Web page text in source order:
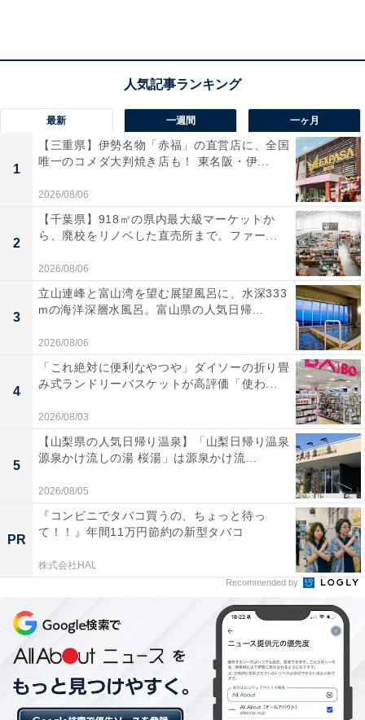
縁結びセット（税込750円）
味は、生姜がかなり強めのいわゆる辛口ジンジャーエー
ル。セットで添えられたマシュマロと合わせるとちょう
ど良かった。テイクアウト（単品で税込350円）もで
き、箱に入った贈答用もある。
シャレと生姜味の効いた、「神社声援」を販売している
EDOCCO CAFE MASU MASUの店長大野さん（以下、
大野）に話を伺った。
「実は歴史のある言葉遊び『ダジャレ』を“真
剣”に取り入れました」
――「神社声援」ができた経緯についてお教えくださ
い。
：商品開発は、1300年の歴史を誇る、江戸総鎮守神
田明神様からの業務依頼から始まりました。神社で販売
していなくて神社らしいもの……神社で販売するからに
は「願い」や「祈り」を込めたものを。そんなことを考
えながら、神社と商品のイメージをつなげていきまし
た。
最新 一週間 一ヶ月
1
【三重県】伊勢名物「赤福」の直営店に、全国
唯一のコメダ大判焼き店も！ 東名阪・伊...
2026/08/06
2
【千葉県】918㎡の県内最大級マーケットか
ら、廃校をリノベした直売所まで。ファー...
2026/08/06
3
立山連峰と富山湾を望む展望風呂に、水深333
mの海洋深層水風呂。富山県の人気日帰...
2026/08/06
4
「これ絶対に便利なやつや」ダイソーの折り畳
み式ランドリーバスケットが高評価「使わ...
2026/08/03
5
【山梨県の人気日帰り温泉】「山梨日帰り温泉
源泉かけ流しの湯 桜湯」は源泉かけ流...
2026/08/05
PR
『コンビニでタバコ買うの、ちょっと待っ
て！！』年間11万円節約の新型タバコ
株式会社HAL
Recommended by